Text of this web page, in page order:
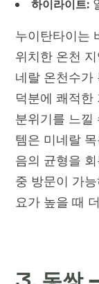
하이라이트:
누이탄타이는
위치한 온천
네랄 온천수가
덕분에 쾌적
분위기를 느낄
템은 미네랄
음의 균형을
중 방문이 가
요가 높을 때